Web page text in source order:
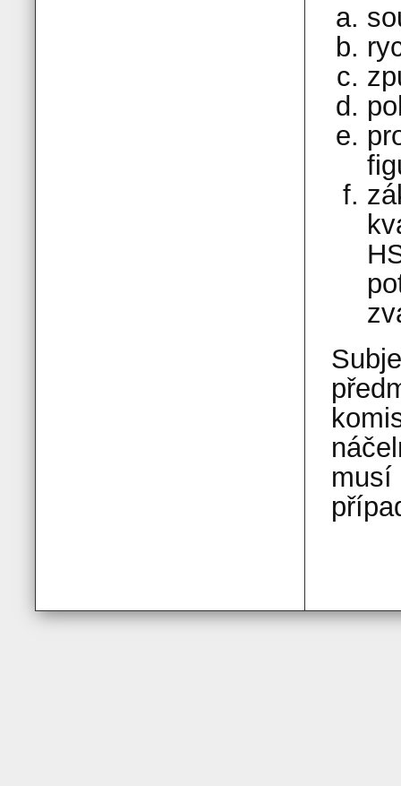
musí